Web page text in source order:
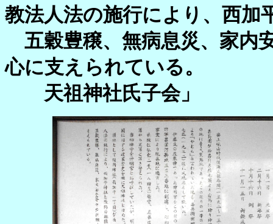
教法人法の施行により、西加
五穀豊穣、無病息災、家内
心に支えられている。
天祖神社氏子会」